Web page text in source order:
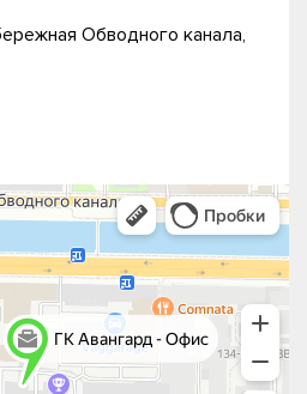
Обводного канала,